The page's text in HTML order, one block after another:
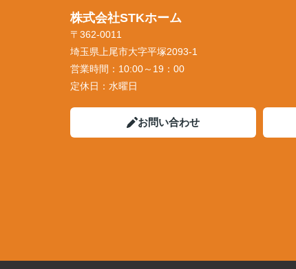
株式会社STKホーム
〒362-0011
埼玉県上尾市大字平塚2093-1
営業時間： 10:00～19：00
定休日： 水曜日
お問い合わせ